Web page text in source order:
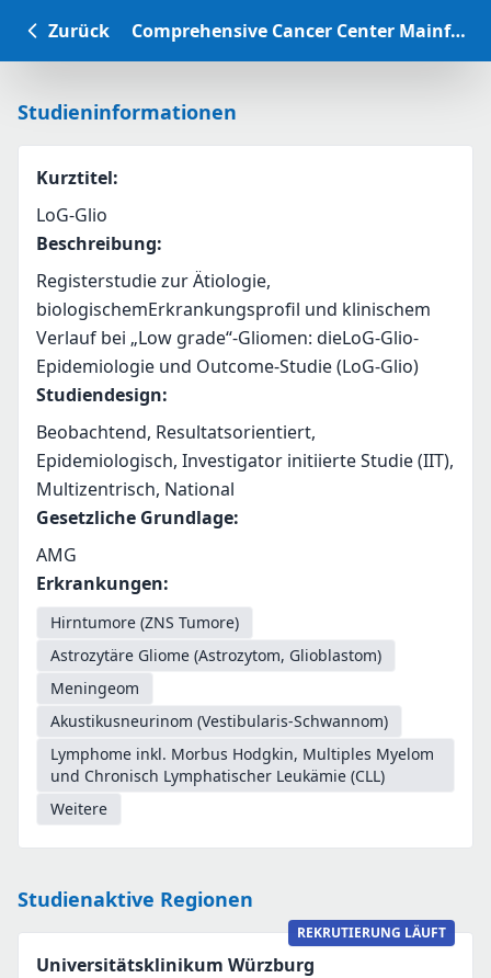
Zurück Comprehensive Cancer Center Mainfranken Studiendatenbank
Studieninformationen
Kurztitel:
LoG-Glio
Beschreibung:
Registerstudie zur Ätiologie,
biologischemErkrankungsprofil und klinischem
Verlauf bei „Low grade“-Gliomen: dieLoG-Glio-
Epidemiologie und Outcome-Studie (LoG-Glio)
Studiendesign:
Beobachtend, Resultatsorientiert,
Epidemiologisch, Investigator initiierte Studie (IIT),
Multizentrisch, National
Gesetzliche Grundlage:
AMG
Erkrankungen:
Hirntumore (ZNS Tumore)
Astrozytäre Gliome (Astrozytom, Glioblastom)
Meningeom
Akustikusneurinom (Vestibularis-Schwannom)
Lymphome inkl. Morbus Hodgkin, Multiples Myelom
und Chronisch Lymphatischer Leukämie (CLL)
Weitere
Studienaktive Regionen
REKRUTIERUNG LÄUFT
Universitätsklinikum Würzburg